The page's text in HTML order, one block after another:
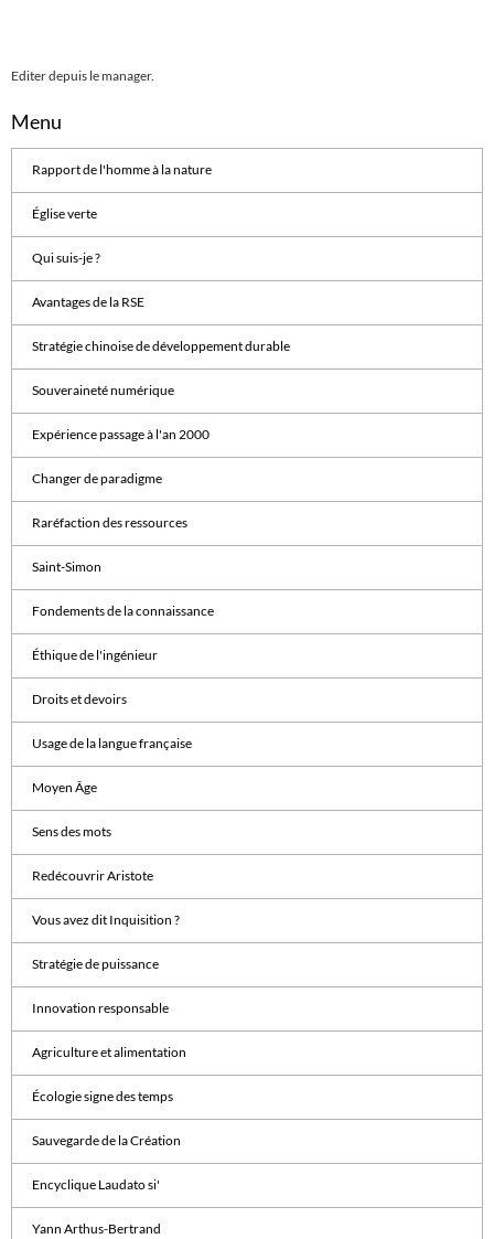
Editer depuis lemanager.
Menu
Rapport de l'homme à la nature
Église verte
Qui suis-je ?
Avantages de la RSE
Stratégie chinoise de développement durable
Souveraineté numérique
Expérience passage à l'an 2000
Changer de paradigme
Raréfaction des ressources
Saint-Simon
Fondements de la connaissance
Éthique de l'ingénieur
Droits et devoirs
Usage de la langue française
Moyen Âge
Sens des mots
Redécouvrir Aristote
Vous avez dit Inquisition ?
Stratégie de puissance
Innovation responsable
Agriculture et alimentation
Écologie signe des temps
Sauvegarde de la Création
Encyclique Laudato si'
Yann Arthus-Bertrand